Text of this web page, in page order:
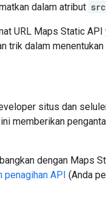
dalam atribut src
URL Maps Static
trik dalam menentukan
situs dan
ini memberikan
dengan Maps
penagihan API (Anda